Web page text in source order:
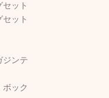
ット
ット
ジンテ
ボック